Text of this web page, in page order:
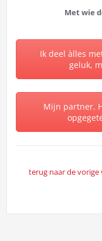
Met wie
Ik deel àlles
geluk,
Mijn partner.
terug naar de vorige